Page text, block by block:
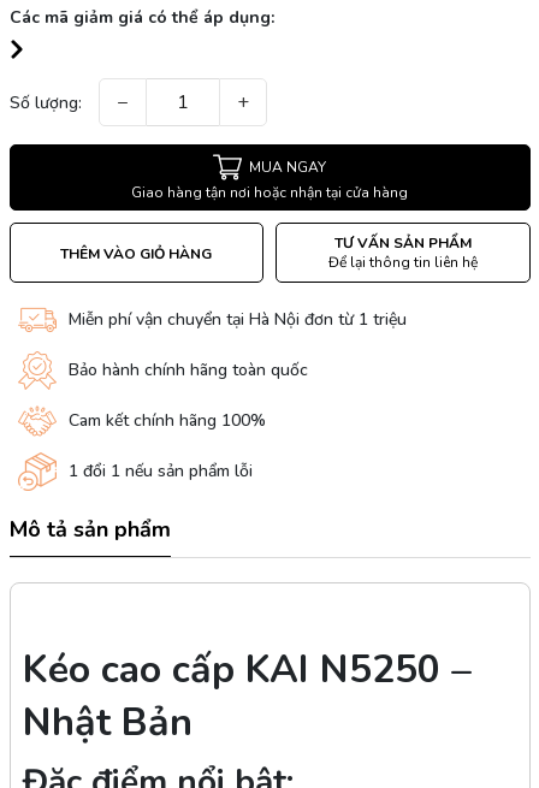
Các mã giảm giá có thể áp dụng:
Số lượng: − +
MUA NGAY
Giao hàng tận nơi hoặc nhận tại cửa hàng
THÊM VÀO GIỎ HÀNG
TƯ VẤN SẢN PHẨM
Để lại thông tin liên hệ
Miễn phí vận chuyển tại Hà Nội đơn từ 1 triệu
Bảo hành chính hãng toàn quốc
Cam kết chính hãng 100%
1 đổi 1 nếu sản phẩm lỗi
Mô tả sản phẩm
Kéo cao cấp KAI N5250 –
Nhật Bản